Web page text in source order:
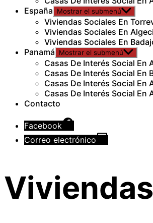
España
Mostrar el submenú
Viviendas Sociales En
Viviendas Sociales En
Viviendas Sociales En
Panamá
Mostrar el submenú
Casas De Interés Social En
Casas De Interés Social En
Casas De Interés Social En
Casas De Interés Social En
Contacto
Facebook
Correo electrónico